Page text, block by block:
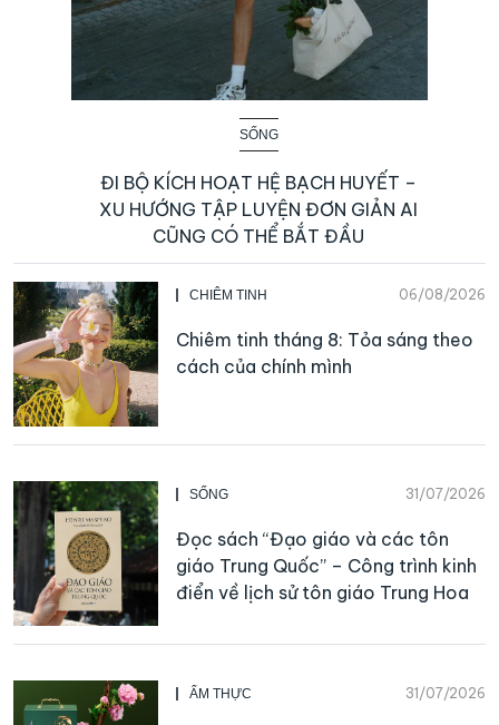
SỐNG
ĐI BỘ KÍCH HOẠT HỆ BẠCH HUYẾT –
XU HƯỚNG TẬP LUYỆN ĐƠN GIẢN AI
CŨNG CÓ THỂ BẮT ĐẦU
CHIÊM TINH 06/08/2026
Chiêm tinh tháng 8: Tỏa sáng theo
cách của chính mình
SỐNG 31/07/2026
Đọc sách “Đạo giáo và các tôn
giáo Trung Quốc” – Công trình kinh
điển về lịch sử tôn giáo Trung Hoa
ẨM THỰC 31/07/2026